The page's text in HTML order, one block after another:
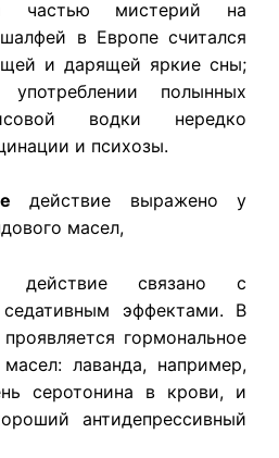
частью мистерий на
в Европе считался
и дарящей яркие сны;
полынных
водки нередко
и психозы.
действие выражено у
масел,
действие связано с
эффектами. В
гормональное
лаванда, например,
серотонина в крови, и
антидепрессивный